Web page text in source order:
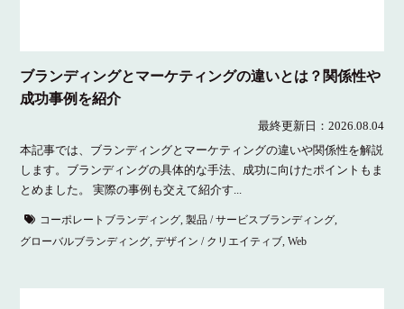
ブランディングとマーケティングの違いとは？関係性や
成功事例を紹介
最終更新日： 2026.08.04
本記事では、ブランディングとマーケティングの違いや関係性を解説
します。ブランディングの具体的な手法、成功に向けたポイントもま
とめました。 実際の事例も交えて紹介す...
コーポレートブランディング ,製品 / サービスブランディング
グローバルブランディング ,デザイン / クリエイティブ ,Web